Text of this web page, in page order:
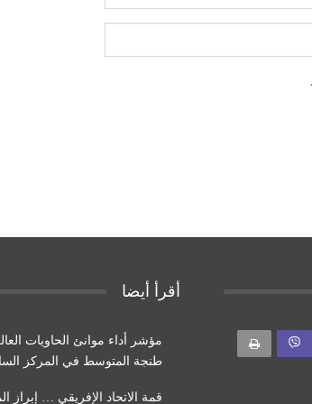
أقرأ أيضا
مؤشر أداء موانئ الحاويات
طنجة المتوسط ​​في المركز
قمة الاتحاد الإفريقي … إبراز